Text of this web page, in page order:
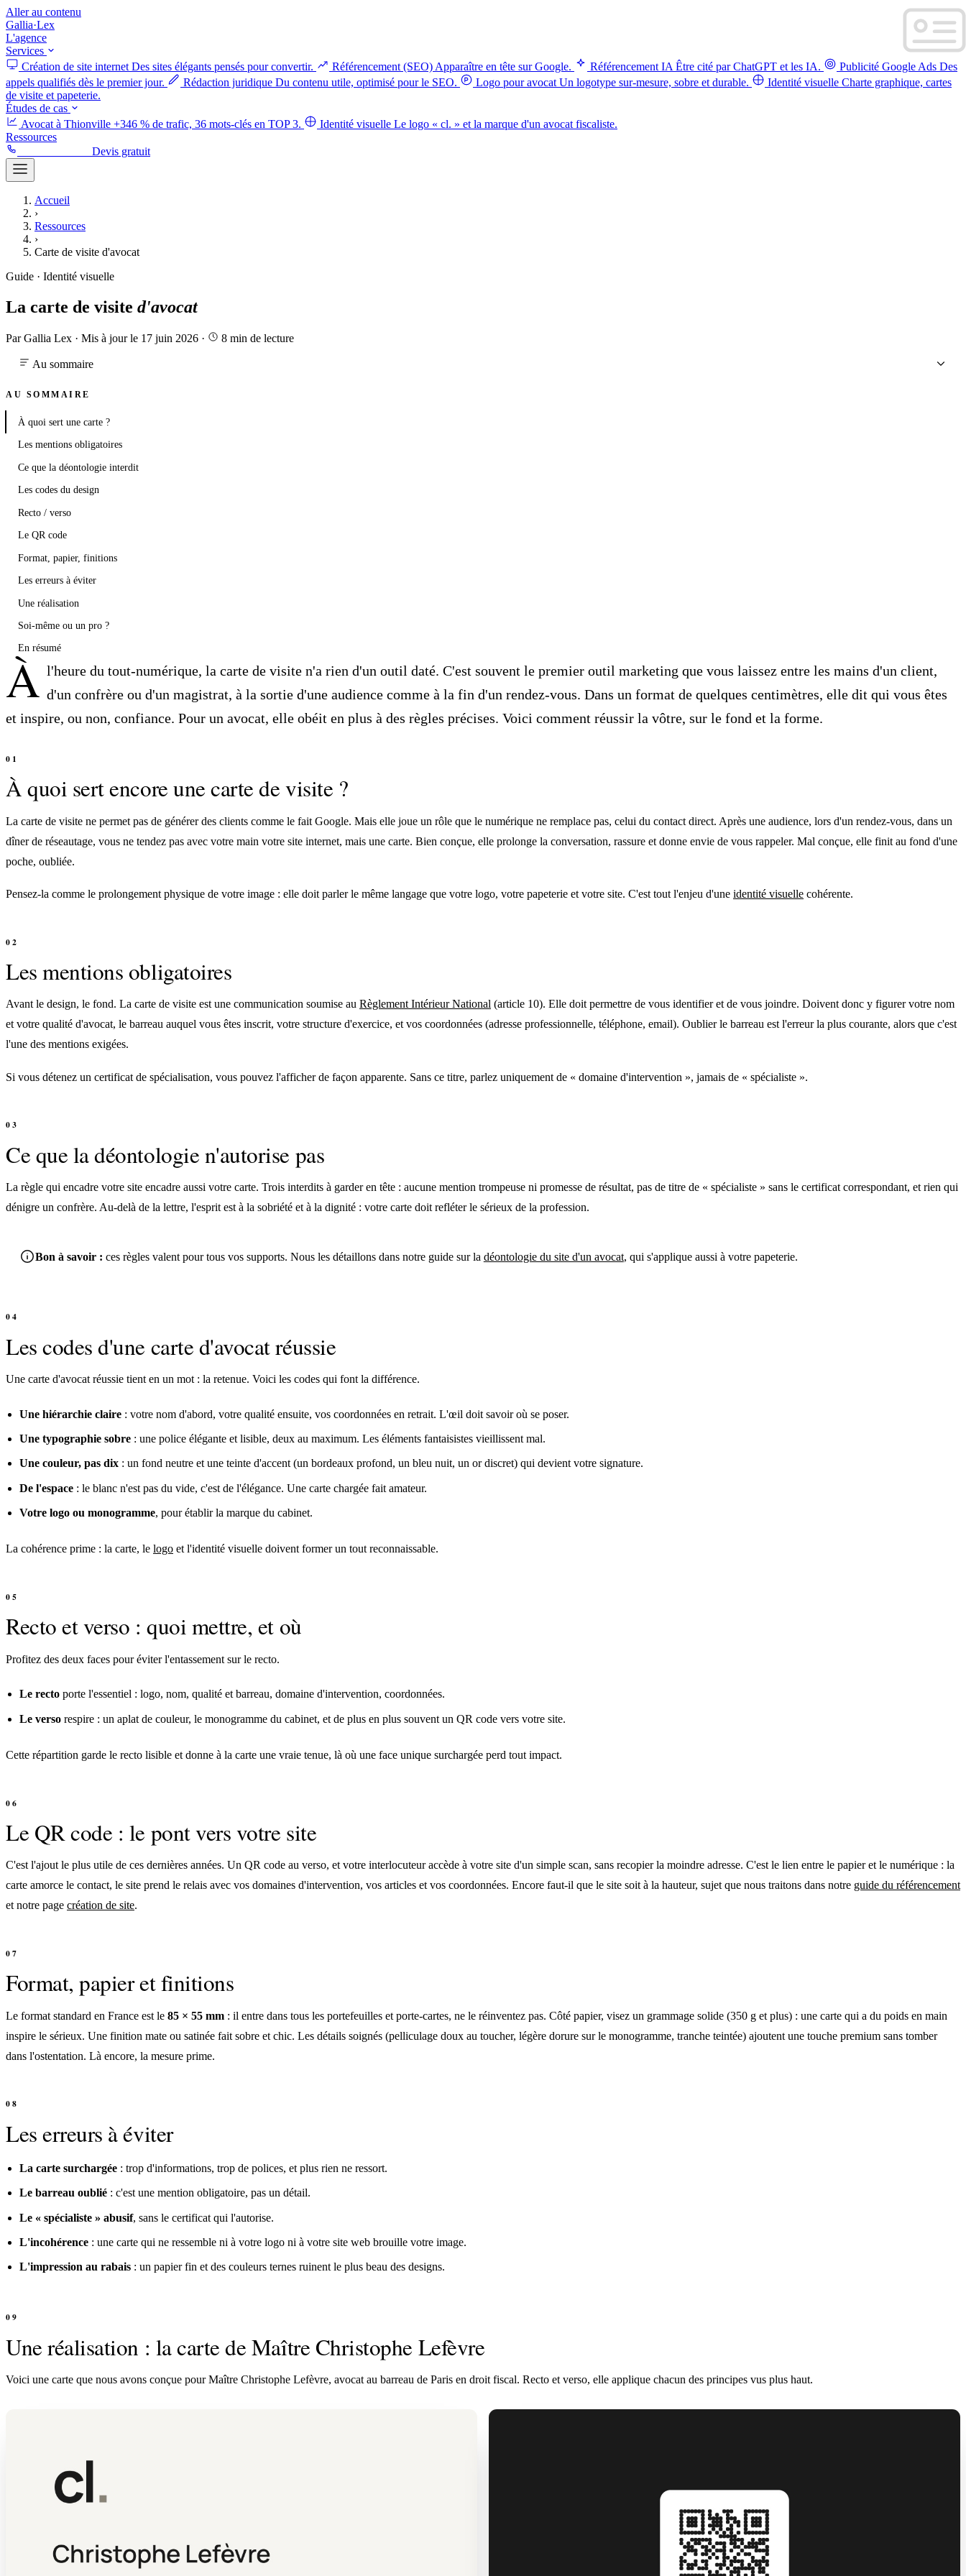
Aller au contenu
Gallia·Lex
L'agence
Services
Création de site internet Des sites élégants pensés pour convertir. Référencement (SEO) Apparaître en tête sur Google. Référencement IA Être cité par ChatGPT et les IA. Publicité Google Ads Des
appels qualifiés dès le premier jour.
Rédaction juridique Du contenu utile, optimisé pour le SEO. Logo pour avocat Un logotype sur-mesure, sobre et durable. Identité visuelle Charte graphique, cartes
de visite et papeterie.
Études de cas
Avocat à Thionville +346 % de trafic, 36 mots-clés en TOP 3. Identité visuelle Le logo « cl. » et la marque d'un avocat fiscaliste.
Ressources
Devis gratuit
Accueil
›
Ressources
›
Carte de visite d'avocat
Guide · Identité visuelle
La carte de visite d'avocat
Par Gallia Lex · Mis à jour le 17 juin 2026 · 8 min de lecture
Au sommaire
AU SOMMAIRE
À quoi sert une carte ?
Les mentions obligatoires
Ce que la déontologie interdit
Les codes du design
Recto / verso
Le QR code
Format, papier, finitions
Les erreurs à éviter
Une réalisation
Soi-même ou un pro ?
En résumé
À l'heure du tout-numérique, la carte de visite n'a rien d'un outil daté. C'est souvent le premier outil marketing que vous laissez entre les mains d'un client,
d'un confrère ou d'un magistrat, à la sortie d'une audience comme à la fin d'un rendez-vous. Dans un format de quelques centimètres, elle dit qui vous êtes
et inspire, ou non, confiance. Pour un avocat, elle obéit en plus à des règles précises. Voici comment réussir la vôtre, sur le fond et la forme.
À quoi sert encore une carte de visite ?
La carte de visite ne permet pas de générer des clients comme le fait Google. Mais elle joue un rôle que le numérique ne remplace pas, celui du contact direct. Après une audience, lors d'un rendez-vous, dans un
dîner de réseautage, vous ne tendez pas avec votre main votre site internet, mais une carte. Bien conçue, elle prolonge la conversation, rassure et donne envie de vous rappeler. Mal conçue, elle finit au fond d'une
poche, oubliée.
Pensez-la comme le prolongement physique de votre image : elle doit parler le même langage que votre logo, votre papeterie et votre site. C'est tout l'enjeu d'une identité visuelle cohérente.
Les mentions obligatoires
Avant le design, le fond. La carte de visite est une communication soumise au Règlement Intérieur National (article 10). Elle doit permettre de vous identifier et de vous joindre. Doivent donc y figurer votre nom
et votre qualité d'avocat, le barreau auquel vous êtes inscrit, votre structure d'exercice, et vos coordonnées (adresse professionnelle, téléphone, email). Oublier le barreau est l'erreur la plus courante, alors que c'est
l'une des mentions exigées.
Si vous détenez un certificat de spécialisation, vous pouvez l'afficher de façon apparente. Sans ce titre, parlez uniquement de « domaine d'intervention », jamais de « spécialiste ».
Ce que la déontologie n'autorise pas
La règle qui encadre votre site encadre aussi votre carte. Trois interdits à garder en tête : aucune mention trompeuse ni promesse de résultat, pas de titre de « spécialiste » sans le certificat correspondant, et rien qui
dénigre un confrère. Au-delà de la lettre, l'esprit est à la sobriété et à la dignité : votre carte doit refléter le sérieux de la profession.
Bon à savoir : ces règles valent pour tous vos supports. Nous les détaillons dans notre guide sur la déontologie du site d'un avocat, qui s'applique aussi à votre papeterie.
Les codes d'une carte d'avocat réussie
Une carte d'avocat réussie tient en un mot : la retenue. Voici les codes qui font la différence.
Une hiérarchie claire : votre nom d'abord, votre qualité ensuite, vos coordonnées en retrait. L'œil doit savoir où se poser.
Une typographie sobre : une police élégante et lisible, deux au maximum. Les éléments fantaisistes vieillissent mal.
Une couleur, pas dix : un fond neutre et une teinte d'accent (un bordeaux profond, un bleu nuit, un or discret) qui devient votre signature.
De l'espace : le blanc n'est pas du vide, c'est de l'élégance. Une carte chargée fait amateur.
Votre logo ou monogramme, pour établir la marque du cabinet.
La cohérence prime : la carte, le logo et l'identité visuelle doivent former un tout reconnaissable.
Recto et verso : quoi mettre, et où
Profitez des deux faces pour éviter l'entassement sur le recto.
Le recto porte l'essentiel : logo, nom, qualité et barreau, domaine d'intervention, coordonnées.
Le verso respire : un aplat de couleur, le monogramme du cabinet, et de plus en plus souvent un QR code vers votre site.
Cette répartition garde le recto lisible et donne à la carte une vraie tenue, là où une face unique surchargée perd tout impact.
Le QR code : le pont vers votre site
C'est l'ajout le plus utile de ces dernières années. Un QR code au verso, et votre interlocuteur accède à votre site d'un simple scan, sans recopier la moindre adresse. C'est le lien entre le papier et le numérique : la
carte amorce le contact, le site prend le relais avec vos domaines d'intervention, vos articles et vos coordonnées. Encore faut-il que le site soit à la hauteur, sujet que nous traitons dans notre guide du référencement
et notre page création de site.
Format, papier et finitions
Le format standard en France est le 85 × 55 mm : il entre dans tous les portefeuilles et porte-cartes, ne le réinventez pas. Côté papier, visez un grammage solide (350 g et plus) : une carte qui a du poids en main
inspire le sérieux. Une finition mate ou satinée fait sobre et chic. Les détails soignés (pelliculage doux au toucher, légère dorure sur le monogramme, tranche teintée) ajoutent une touche premium sans tomber
dans l'ostentation. Là encore, la mesure prime.
Les erreurs à éviter
La carte surchargée : trop d'informations, trop de polices, et plus rien ne ressort.
Le barreau oublié : c'est une mention obligatoire, pas un détail.
Le « spécialiste » abusif, sans le certificat qui l'autorise.
L'incohérence : une carte qui ne ressemble ni à votre logo ni à votre site web brouille votre image.
L'impression au rabais : un papier fin et des couleurs ternes ruinent le plus beau des designs.
Une réalisation : la carte de Maître Christophe Lefèvre
Voici une carte que nous avons conçue pour Maître Christophe Lefèvre, avocat au barreau de Paris en droit fiscal. Recto et verso, elle applique chacun des principes vus plus haut.